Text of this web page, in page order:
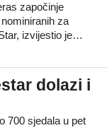
započinje
za
izvijestio je…
dolazi i
700 sjedala u pet